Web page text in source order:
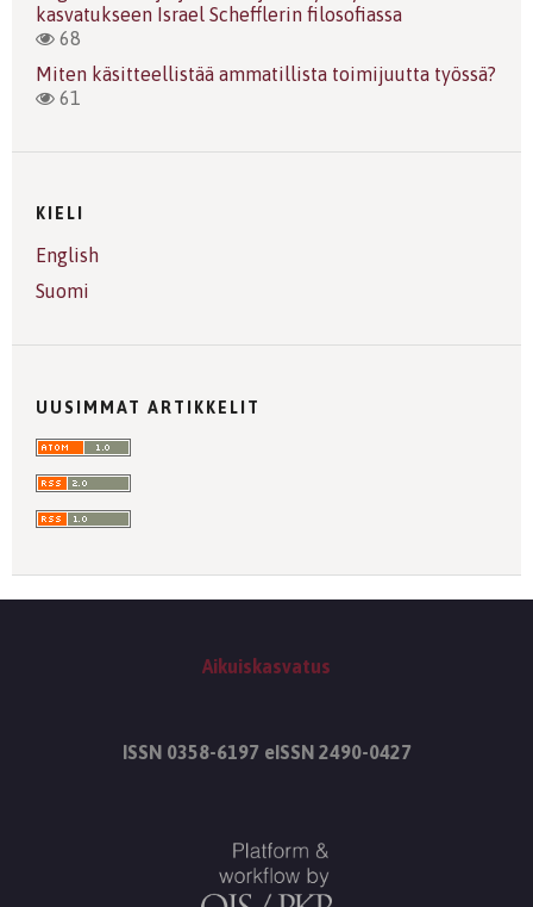
kasvatukseen Israel Schefflerin filosofiassa
68
Miten käsitteellistää ammatillista toimijuutta työssä?
61
KIELI
English
Suomi
UUSIMMAT ARTIKKELIT
Aikuiskasvatus
ISSN 0358-6197 eISSN 2490-0427